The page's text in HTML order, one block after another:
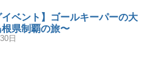
イベント】ゴールキーパーの大
根県制覇の旅〜
日